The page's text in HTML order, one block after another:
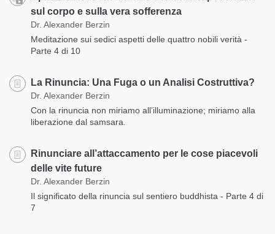
sul corpo e sulla vera sofferenza
Dr. Alexander Berzin
Meditazione sui sedici aspetti delle quattro nobili verità -
Parte 4 di 10
La Rinuncia: Una Fuga o un Analisi Costruttiva?
Dr. Alexander Berzin
Con la rinuncia non miriamo all’illuminazione; miriamo alla
liberazione dal samsara.
Rinunciare all’attaccamento per le cose piacevoli
delle vite future
Dr. Alexander Berzin
Il significato della rinuncia sul sentiero buddhista - Parte 4 di
7